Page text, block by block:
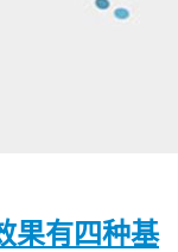
果有四种基